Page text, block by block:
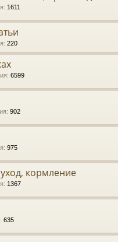
: 1611
: 220
: 6599
: 902
: 975
кормление
: 1367
: 635